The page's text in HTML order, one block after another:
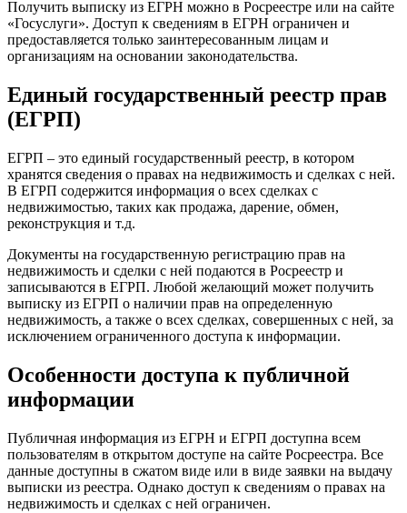
Получить выписку из ЕГРН можно в Росреестре или на сайте
«Госуслуги». Доступ к сведениям в ЕГРН ограничен и
предоставляется только заинтересованным лицам и
организациям на основании законодательства.
Единый государственный реестр прав
(ЕГРП)
ЕГРП – это единый государственный реестр, в котором
хранятся сведения о правах на недвижимость и сделках с ней.
В ЕГРП содержится информация о всех сделках с
недвижимостью, таких как продажа, дарение, обмен,
реконструкция и т.д.
Документы на государственную регистрацию прав на
недвижимость и сделки с ней подаются в Росреестр и
записываются в ЕГРП. Любой желающий может получить
выписку из ЕГРП о наличии прав на определенную
недвижимость, а также о всех сделках, совершенных с ней, за
исключением ограниченного доступа к информации.
Особенности доступа к публичной
информации
Публичная информация из ЕГРН и ЕГРП доступна всем
пользователям в открытом доступе на сайте Росреестра. Все
данные доступны в сжатом виде или в виде заявки на выдачу
выписки из реестра. Однако доступ к сведениям о правах на
недвижимость и сделках с ней ограничен.